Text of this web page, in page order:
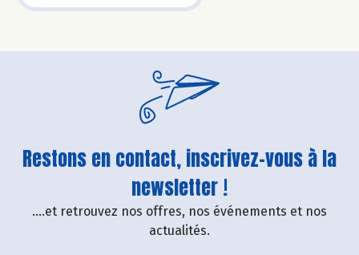
Restons en contact, inscrivez-vous à la
newsletter !
....et retrouvez nos offres, nos événements et nos
actualités.